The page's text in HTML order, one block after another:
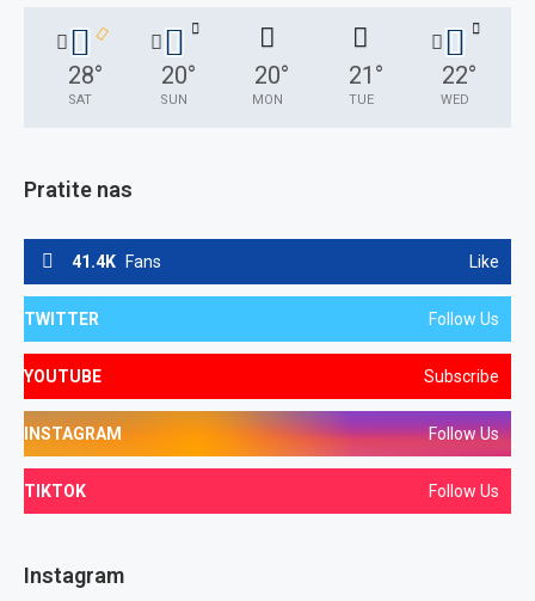
28°
SAT
20°
SUN
20°
MON
21 °
TUE
22°
WED
Pratite nas
41.4K Fans Like
TWITTER Follow Us
YOUTUBE Subscribe
INSTAGRAM Follow Us
TIKTOK Follow Us
Instagram